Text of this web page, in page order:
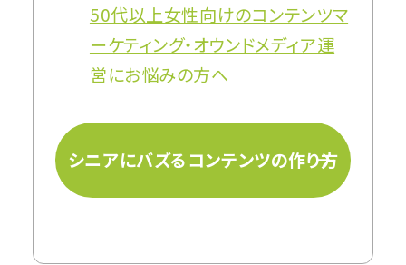
50代以上女性向けのコンテンツマ
ーケティング・オウンドメディア運
営にお悩みの方へ
シニアにバズるコンテンツの作り方